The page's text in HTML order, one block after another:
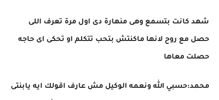
شهد كانت بتسمع وهى منهارة دى اول مرة تعرف اللى
حصل مع روح لانها ماكنتش بتحب تتكلم او تحكى اى حاجه
حصلت معاها
محمد:حسبي الله ونعمه الوكيل مش عارف اقولك ايه يابنتى